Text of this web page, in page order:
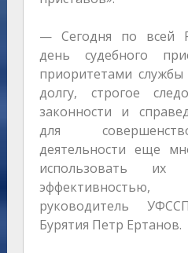
— Сегодня по всей
день судебного
приоритетами службы
долгу, строгое
законности и
для
деятельности еще
использовать их
руководитель
Бурятия Петр Ертанов.